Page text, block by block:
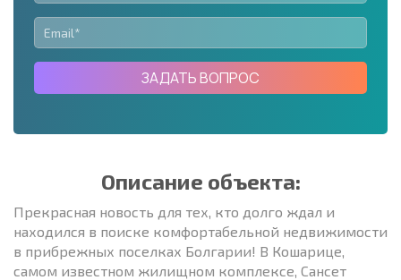
ЗАДАТЬ ВОПРОС
Описание объекта:
Прекрасная новость для тех, кто долго ждал и
находился в поиске комфортабельной недвижимости
в прибрежных поселках Болгарии! В Кошарице,
самом известном жилищном комплексе, Сансет